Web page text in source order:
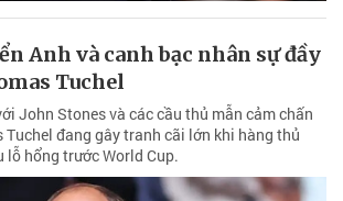
Anh và canh bạc nhân sự đầy
Tuchel
John Stones và các cầu thủ mẫn cảm chấn
Tuchel đang gây tranh cãi lớn khi hàng thủ
lỗ hổng trước World Cup.